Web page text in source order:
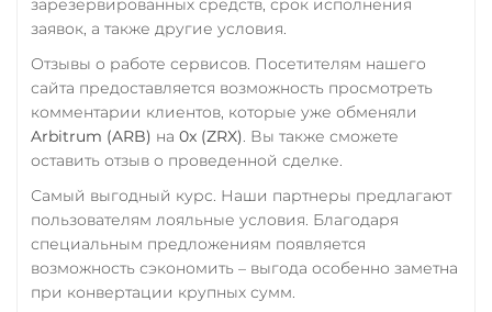
Wrapped Ethereum
CRO
RONIN
Yearn.finance (YFI)
зарезервированных средств, срок исполнения
заявок, а также другие условия.
Отзывы о работе сервисов. Посетителям нашего
сайта предоставляется возможность просмотреть
комментарии клиентов, которые уже обменяли
Arbitrum (ARB) на 0x (ZRX). Вы также сможете
оставить отзыв о проведенной сделке.
Самый выгодный курс. Наши партнеры предлагают
пользователям лояльные условия. Благодаря
специальным предложениям появляется
возможность сэкономить – выгода особенно заметна
при конвертации крупных сумм.